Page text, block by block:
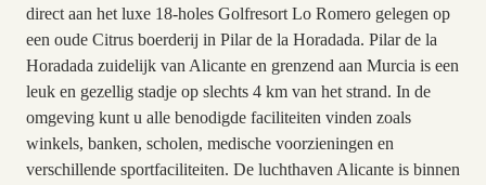
direct aan het luxe 18-holes Golfresort Lo Romero gelegen op
een oude Citrus boerderij in Pilar de la Horadada. Pilar de la
Horadada zuidelijk van Alicante en grenzend aan Murcia is een
leuk en gezellig stadje op slechts 4 km van het strand. In de
omgeving kunt u alle benodigde faciliteiten vinden zoals
winkels, banken, scholen, medische voorzieningen en
verschillende sportfaciliteiten. De luchthaven Alicante is binnen